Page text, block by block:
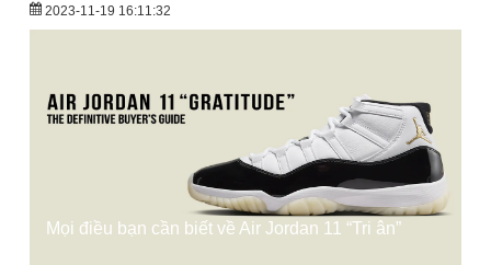
2023-11-19 16:11:32
Mọi điều bạn cần biết về Air Jordan 11 “Tri ân”